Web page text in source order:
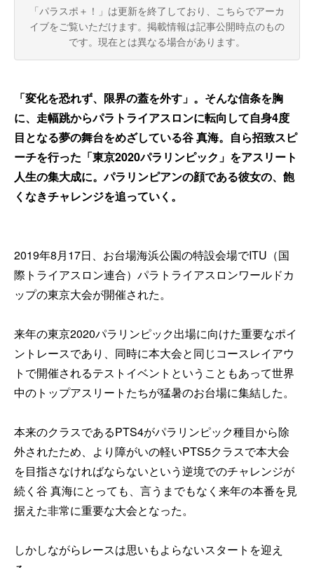
「パラスポ＋！」は更新を終了しており、こちらでアーカ
イブをご覧いただけます。 掲載情報は記事公開時点のもの
です。現在とは異なる場合があります。
「変化を恐れず、限界の蓋を外す」。そんな信条を胸
に、走幅跳からパラトライアスロンに転向して自身4度
目となる夢の舞台をめざしている谷 真海。自ら招致スピ
ーチを行った「東京2020パラリンピック」をアスリート
人生の集大成に。パラリンピアンの顔である彼女の、飽
くなきチャレンジを追っていく。
2019年8月17日、お台場海浜公園の特設会場でITU（国
際トライアスロン連合）パラトライアスロンワールドカ
ップの東京大会が開催された。
来年の東京2020パラリンピック出場に向けた重要なポイ
ントレースであり、同時に本大会と同じコースレイアウ
トで開催されるテストイベントということもあって世界
中のトップアスリートたちが猛暑のお台場に集結した。
本来のクラスであるPTS4がパラリンピック種目から除
外されたため、より障がいの軽いPTS5クラスで本大会
を目指さなければならないという逆境でのチャレンジが
続く谷 真海にとっても、言うまでもなく来年の本番を見
据えた非常に重要な大会となった。
しかしながらレースは思いもよらないスタートを迎え